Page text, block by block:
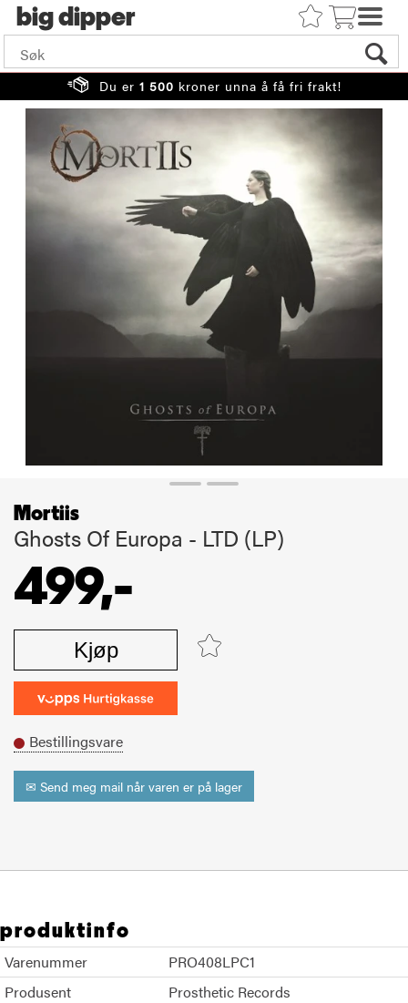
big
Du er 1 500 kroner unna å få fri frakt!
Mortiis
Ghosts Of Europa - LTD (LP)
499,-
Kjøp
Bestillingsvare
✉ Send meg mail når varen er på lager
produktinfo
Varenummer
PRO408LPC1
Produsent
Prosthetic Records